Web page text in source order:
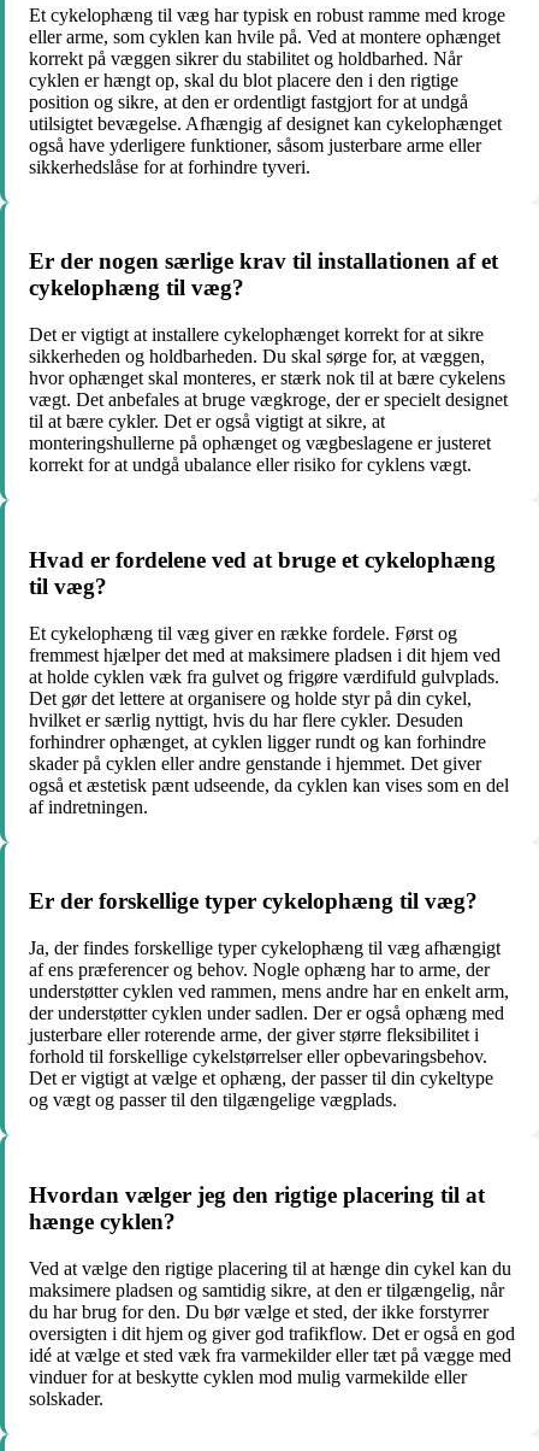
Et cykelophæng til væg har typisk en robust ramme med kroge
eller arme, som cyklen kan hvile på. Ved at montere ophænget
korrekt på væggen sikrer du stabilitet og holdbarhed. Når
cyklen er hængt op, skal du blot placere den i den rigtige
position og sikre, at den er ordentligt fastgjort for at undgå
utilsigtet bevægelse. Afhængig af designet kan cykelophænget
også have yderligere funktioner, såsom justerbare arme eller
sikkerhedslåse for at forhindre tyveri.
Er der nogen særlige krav til installationen af ​​et
cykelophæng til væg?
Det er vigtigt at installere cykelophænget korrekt for at sikre
sikkerheden og holdbarheden. Du skal sørge for, at væggen,
hvor ophænget skal monteres, er stærk nok til at bære cykelens
vægt. Det anbefales at bruge vægkroge, der er specielt designet
til at bære cykler. Det er også vigtigt at sikre, at
monteringshullerne på ophænget og vægbeslagene er justeret
korrekt for at undgå ubalance eller risiko for cyklens vægt.
Hvad er fordelene ved at bruge et cykelophæng
til væg?
Et cykelophæng til væg giver en række fordele. Først og
fremmest hjælper det med at maksimere pladsen i dit hjem ved
at holde cyklen væk fra gulvet og frigøre værdifuld gulvplads.
Det gør det lettere at organisere og holde styr på din cykel,
hvilket er særlig nyttigt, hvis du har flere cykler. Desuden
forhindrer ophænget, at cyklen ligger rundt og kan forhindre
skader på cyklen eller andre genstande i hjemmet. Det giver
også et æstetisk pænt udseende, da cyklen kan vises som en del
af indretningen.
Er der forskellige typer cykelophæng til væg?
Ja, der findes forskellige typer cykelophæng til væg afhængigt
af ens præferencer og behov. Nogle ophæng har to arme, der
understøtter cyklen ved rammen, mens andre har en enkelt arm,
der understøtter cyklen under sadlen. Der er også ophæng med
justerbare eller roterende arme, der giver større fleksibilitet i
forhold til forskellige cykelstørrelser eller opbevaringsbehov.
Det er vigtigt at vælge et ophæng, der passer til din cykeltype
og vægt og passer til den tilgængelige vægplads.
Hvordan vælger jeg den rigtige placering til at
hænge cyklen?
Ved at vælge den rigtige placering til at hænge din cykel kan du
maksimere pladsen og samtidig sikre, at den er tilgængelig, når
du har brug for den. Du bør vælge et sted, der ikke forstyrrer
oversigten i dit hjem og giver god trafikflow. Det er også en god
idé at vælge et sted væk fra varmekilder eller tæt på vægge med
vinduer for at beskytte cyklen mod mulig varmekilde eller
solskader.